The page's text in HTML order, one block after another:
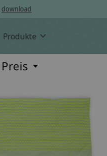
download
Produkte
Preis